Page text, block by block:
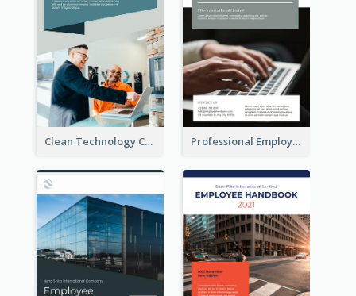
Clean Technology Company Handbook Professional Employee Handbook